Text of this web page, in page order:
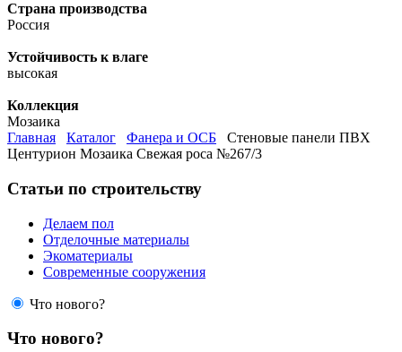
Страна производства
Россия
Устойчивость к влаге
высокая
Коллекция
Мозаика
Главная
Каталог Фанера и ОСБ
Стеновые панели ПВХ
Центурион Мозаика Свежая роса №267/3
Статьи по строительству
Делаем пол
Отделочные материалы
Экоматериалы
Современные сооружения
Что нового?
Что нового?